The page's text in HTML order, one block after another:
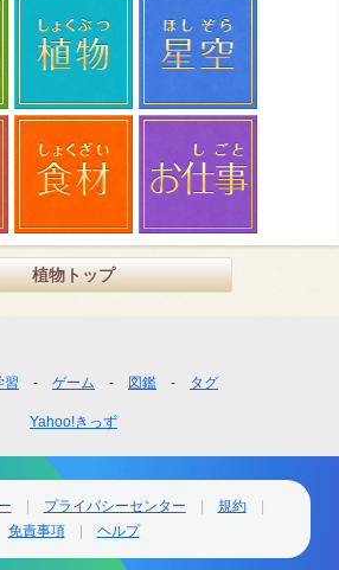
植物トップ
習 ゲーム 図鑑 タグ
Yahoo!きっず
プライバシーセンター
規約
免責事項
ヘルプ